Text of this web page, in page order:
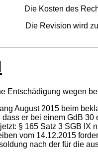
Die Kosten des
Die Revision wird
wegen
2015 beim
er bei einem GdB
§ 165 Satz 3 SGB
vom 14.12.2015
nach der für die